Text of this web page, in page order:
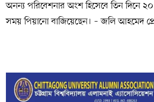
অনন্য পরিবেশনার অংশ হিসেবে তিন দিনে ২০
সময় পিয়ানো বাজিয়েছেন। – জলি আহমেদ